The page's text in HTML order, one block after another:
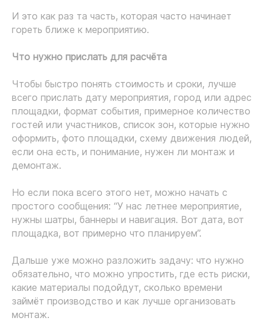
И это как раз та часть, которая часто начинает
гореть ближе к мероприятию.
Что нужно прислать для расчёта
Чтобы быстро понять стоимость и сроки, лучше
всего прислать дату мероприятия, город или адрес
площадки, формат события, примерное количество
гостей или участников, список зон, которые нужно
оформить, фото площадки, схему движения людей,
если она есть, и понимание, нужен ли монтаж и
демонтаж.
Но если пока всего этого нет, можно начать с
простого сообщения: “У нас летнее мероприятие,
нужны шатры, баннеры и навигация. Вот дата, вот
площадка, вот примерно что планируем”.
Дальше уже можно разложить задачу: что нужно
обязательно, что можно упростить, где есть риски,
какие материалы подойдут, сколько времени
займёт производство и как лучше организовать
монтаж.